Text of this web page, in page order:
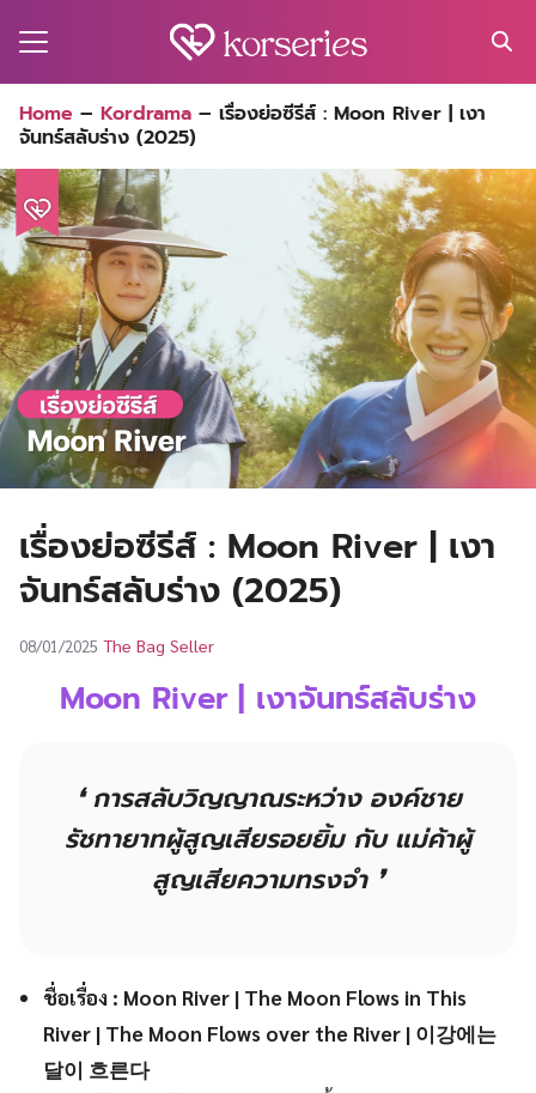
for:
Home – Kordrama – เรื่องย่อซีรีส์ : Moon River | เงา
จันทร์สลับร่าง (2025)
เรื่องย่อซีรีส์ : Moon River | เงา
จันทร์สลับร่าง (2025)
08/01/2025 The Bag Seller
Moon River | เงาจันทร์สลับร่าง
❛การสลับวิญญาณระหว่าง องค์ชาย
รัชทายาทผู้สูญเสียรอยยิ้ม กับ แม่ค้าผู้
สูญเสียความทรงจำ❜
ชื่อเรื่อง : Moon River | The Moon Flows in This
River | The Moon Flows over the River | 이강에는
달이 흐른다